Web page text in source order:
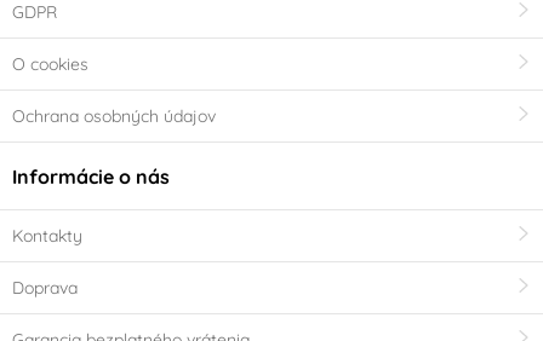
GDPR
O cookies
Ochrana osobných údajov
Informácie o nás
Kontakty
Doprava